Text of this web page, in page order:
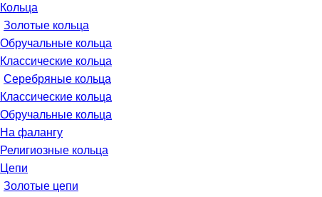
Кольца
Золотые кольца
Обручальные кольца
Классические кольца
Серебряные кольца
Классические кольца
Обручальные кольца
На фалангу
Религиозные кольца
Цепи
Золотые цепи